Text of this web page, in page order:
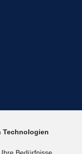
Technologien